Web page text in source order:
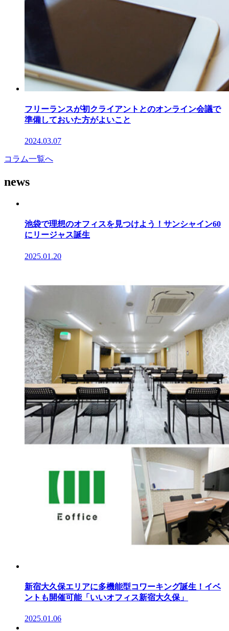
フリーランスが初クライアントとのオンライン会議で
準備しておいた方がよいこと
2024.03.07
コラム一覧へ
news
池袋で理想のオフィスを見つけよう！サンシャイン60
にリージャス誕生
2025.01.20
新宿大久保エリアに多機能型コワーキング誕生！イベ
ントも開催可能「いいオフィス新宿大久保」
2025.01.06